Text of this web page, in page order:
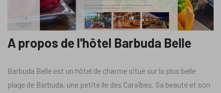
A propos de l'hôtel Barbuda Belle
Barbuda Belle est un hôtel de charme situé sur la plus belle
plage de Barbuda, une petite île des Caraïbes. Sa beauté et son